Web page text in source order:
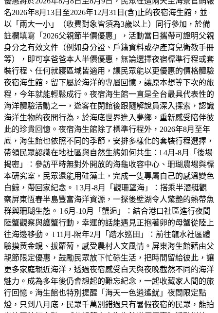
名2026年8月13日至2026年12月31日(含)止的夜宿海生館，並
以「兩大一小」（收費對象皆須為3歲以上）同行參加，於備
註欄填寫「2026父親節半價優惠」，活動當日攜帶可證明父親
身分之有效文件（例如身分證、戶籍資料或孕產育兒衛教手冊
等），即可享爸爸本人半價優惠，無論選擇夜宿標準行程或套
裝行程、任何就寢區域皆適用，讓民眾能以更優惠的價格體驗
夜宿海生館，留下屬於海洋的專屬回憶，讓原本想等下次的旅
程，今年就能輕鬆成行。夜宿海生館一直是全台最具代表性的
海洋體驗活動之一，遊客在閉館後跟隨解說員深入探索，認識
海洋生物的夜間行為，於海底世界進入夢鄉，重新感受陪伴彼
此的珍貴回憶。夜宿海生館除了標準行程外，2026年8月至年
底，海生館也依照不同的季節，安排多樣化的套裝行程選擇，
帶領民眾認識在地社區與自然生態如何共生：l 4月-8月「後場
揭密」：參訪平時無對外開放的海龜收容中心、珊瑚農場與標
本研究室，民眾還能用硅藻土，完成一隻專屬自己的感溫變色
白鯨，帶回家紀念。 l 3月-8月「觀珊望海」：搭乘半潛艇觀
察屏東恆春半島豐富海洋資源，一探後壁湖令人驚艷的熱帶魚
群與珊瑚生態。 l 6月-10月「蟹逅」：結合港口社區進行夜間
陸蟹觀察與護蟹行動，幸運的話能遇見正抱著卵的母蟹從陸上
往海邊移動。 l 11月-隔年2月「踏水巡田」：前往龍水社區體
驗摸黃金蜆、拔蘿蔔，感受農村人文風情。屏東海生館藉由父
親節限定優惠，鼓勵民眾放下忙碌生活，把時間留給彼此，讓
更多家庭親近海洋，透過夜宿感受白天與夜晚截然不同的海洋
魅力。成為多年後仍會想起的難忘紀念，一起收藏家人間的旅
行回憶。海生館也特別提醒「海天一色逍遙魷」夜間限定點
燈，只到八月底，民眾千萬別錯過只有暑假夜宿的民眾，能拍